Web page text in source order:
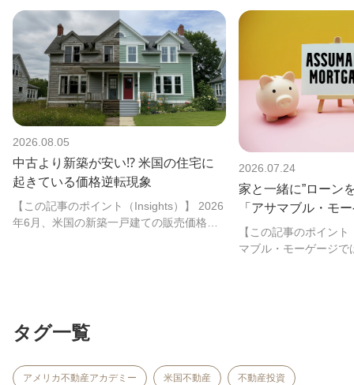
2026.08.05
中古より新築が安い⁉ 米国の住宅に
起きている価格逆転現象
【この記事のポイント（Insights）】 2026
年6月、米国の新築一戸建ての販売価格中
2026.07.24
家と一緒に”ローン
「アサマブル・モ
【この記事のポイン
マブル・モーゲージで
タグ一覧
アメリカ不動産アカデミー 米国不動産 不動産投資